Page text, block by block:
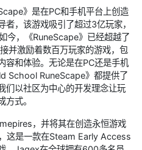
》是在PC和手机平台上创造
，该游戏吸引了超过3亿玩家，
今，《RuneScape》已经超越了
并激励着数百万玩家的游戏，包
容和体验。无论是在PC还是手机
School RuneScape》都提供了
们以社区为中心的开发理念让玩
式。
，并将其在创造永恒游戏
这是一款在Steam Early Access